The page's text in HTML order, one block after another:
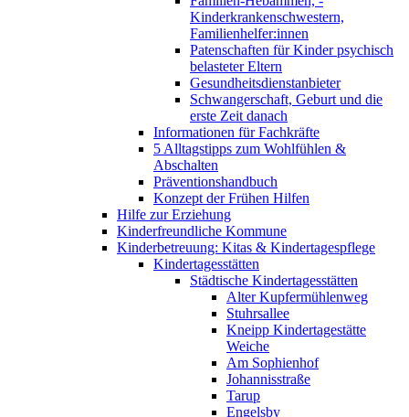
Kinderkrankenschwestern,
Familienhelfer:innen
Patenschaften für Kinder psychisch
belasteter Eltern
Gesundheitsdienstanbieter
Schwangerschaft, Geburt und die
erste Zeit danach
Informationen für Fachkräfte
5 Alltagstipps zum Wohlfühlen &
Abschalten
Präventionshandbuch
Konzept der Frühen Hilfen
Hilfe zur Erziehung
Kinderfreundliche Kommune
Kinderbetreuung: Kitas & Kindertagespflege
Kindertagesstätten
Städtische Kindertagesstätten
Alter Kupfermühlenweg
Stuhrsallee
Kneipp Kindertagestätte
Weiche
Am Sophienhof
Johannisstraße
Tarup
Engelsby